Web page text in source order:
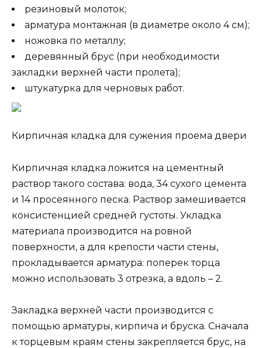
резиновый молоток;
арматура монтажная (в диаметре около 4 см);
ножовка по металлу;
деревянный брус (при необходимости
закладки верхней части пролета);
штукатурка для черновых работ.
Кирпичная кладка для сужения проема двери
Кирпичная кладка ложится на цементный
раствор такого состава: вода, 34 сухого цемента
и 14 просеянного песка. Раствор замешивается
консистенцией средней густоты. Укладка
материала производится на ровной
поверхности, а для крепости части стены,
прокладывается арматура: поперек торца
можно использовать 3 отрезка, а вдоль – 2.
Закладка верхней части производится с
помощью арматуры, кирпича и бруска. Сначала
к торцевым краям стены закрепляется брус, на